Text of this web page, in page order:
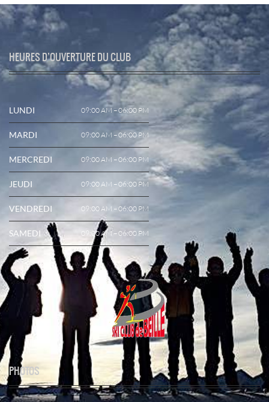
HEURES D’OUVERTURE DU CLUB
LUNDI 09:00 AM – 06:00 PM
MARDI 09:00 AM – 06:00 PM
MERCREDI 09:00 AM – 06:00 PM
JEUDI 09:00 AM – 06:00 PM
VENDREDI 09:00 AM – 06:00 PM
SAMEDI 09:00 AM – 06:00 PM
PHOTOS